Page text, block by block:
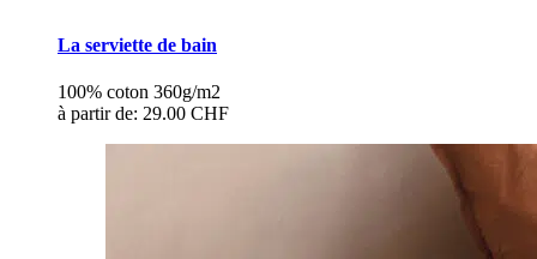
La serviette de bain
100% coton 360g/m2
à partir de: 29.00 CHF